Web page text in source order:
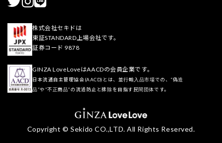
株式会社セキドは
東証STANDARD上場会社です。
証券コード 9878
GINZA LoveLoveはAACDの会員企業です。
日本流通自主管理協会(AACD)とは、並行輸入品市場での、“偽造
品”や“不正商品”の流通防止と排除を目指す民間団体です。
Copyright © Sekido CO.,LTD. All Rights Reserved.